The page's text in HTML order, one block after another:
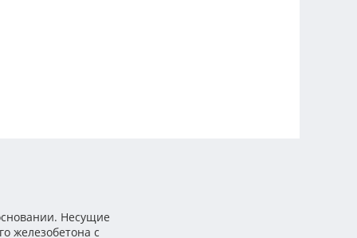
Несущие
железобетона с